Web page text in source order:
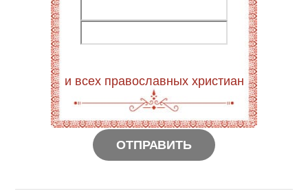
и всех православных христиан